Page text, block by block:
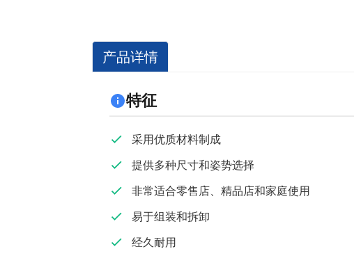
产品详情
特征
采用优质材料制成
提供多种尺寸和姿势选择
非常适合零售店、精品店和家庭使用
易于组装和拆卸
经久耐用